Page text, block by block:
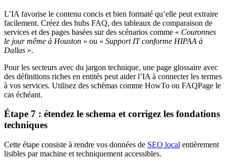
L’IA favorise le contenu concis et bien formaté qu’elle peut extraire
facilement. Créez des hubs FAQ, des tableaux de comparaison de
services et des pages basées sur des scénarios comme « Couronnes
le jour même à Houston » ou « Support IT conforme HIPAA à
Dallas ».
Pour les secteurs avec du jargon technique, une page glossaire avec
des définitions riches en entités peut aider l’IA à connecter les termes
à vos services. Utilisez des schémas comme HowTo ou FAQPage le
cas échéant.
Étape 7 : étendez le schema et corrigez les fondations
techniques
Cette étape consiste à rendre vos données de SEO local entièrement
lisibles par machine et techniquement accessibles.